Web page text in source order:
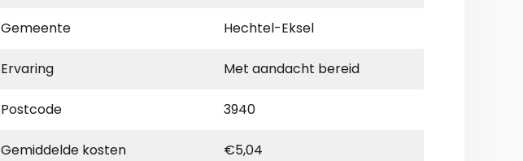
Gemeente Hechtel-Eksel
Ervaring Met aandacht bereid
Postcode 3940
Gemiddelde kosten €5,04